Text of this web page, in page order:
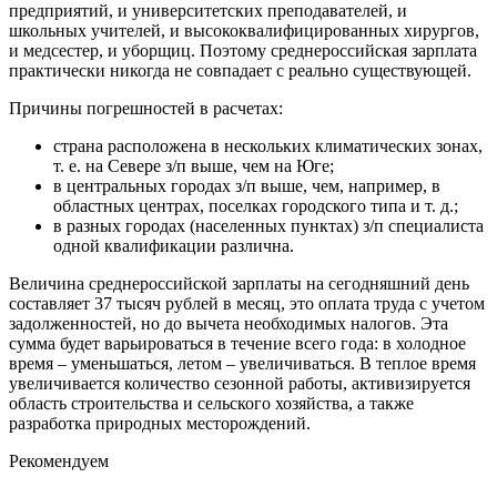
предприятий, и университетских преподавателей, и
школьных учителей, и высококвалифицированных хирургов,
и медсестер, и уборщиц. Поэтому среднероссийская зарплата
практически никогда не совпадает с реально существующей.
Причины погрешностей в расчетах:
страна расположена в нескольких климатических зонах,
т. е. на Севере з/п выше, чем на Юге;
в центральных городах з/п выше, чем, например, в
областных центрах, поселках городского типа и т. д.;
в разных городах (населенных пунктах) з/п специалиста
одной квалификации различна.
Величина среднероссийской зарплаты на сегодняшний день
составляет 37 тысяч рублей в месяц, это оплата труда с учетом
задолженностей, но до вычета необходимых налогов. Эта
сумма будет варьироваться в течение всего года: в холодное
время – уменьшаться, летом – увеличиваться. В теплое время
увеличивается количество сезонной работы, активизируется
область строительства и сельского хозяйства, а также
разработка природных месторождений.
Рекомендуем